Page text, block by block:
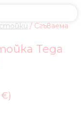
/ Сгъваема
Tega
€)